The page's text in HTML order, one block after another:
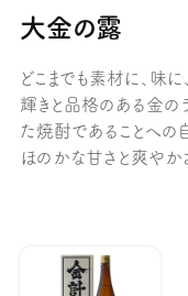
大金の露
どこまでも素材に、味
輝きと品格のある金の
た焼酎であることへの
ほのかな甘さと爽やか